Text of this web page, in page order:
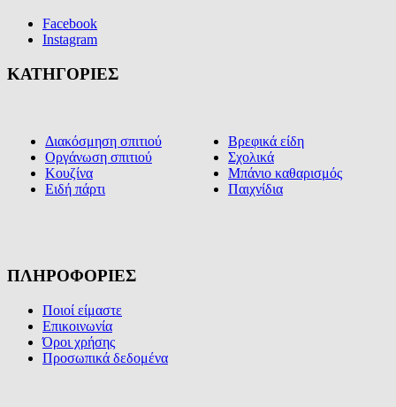
Facebook
Instagram
ΚΑΤΗΓΟΡΙΕΣ
Διακόσμηση σπιτιού
Οργάνωση σπιτιού
Κουζίνα
Ειδή πάρτι
Βρεφικά είδη
Σχολικά
Μπάνιο καθαρισμός
Παιχνίδια
ΠΛΗΡΟΦΟΡΙΕΣ
Ποιοί είμαστε
Επικοινωνία
Όροι χρήσης
Προσωπικά δεδομένα